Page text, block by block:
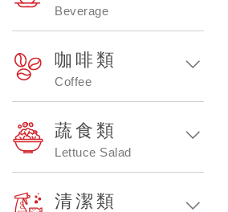
Beverage
咖啡類
Coffee
蔬食類
Lettuce Salad
清潔類